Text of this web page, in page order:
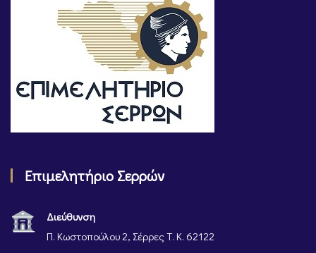
Επιμελητήριο Σερρών
Διεύθυνση
Π. Κωστοπούλου 2, Σέρρες Τ. Κ. 62122